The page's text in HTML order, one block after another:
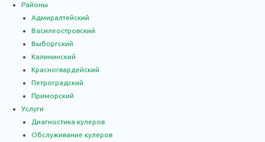
Районы
Адмиралтейский
Василеостровский
Выборгский
Калининский
Красногвардейский
Петроградский
Приморский
Услуги
Диагностика кулеров
Обслуживание кулеров